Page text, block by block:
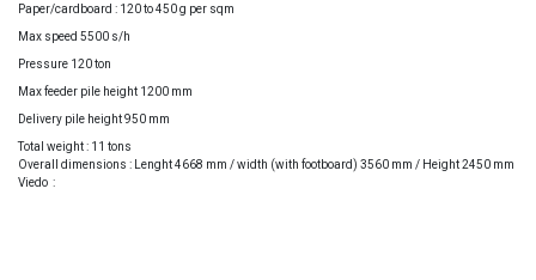
Paper/cardboard : 120 to 450 g per sqm
Max speed 5500 s/h
Pressure 120 ton
Max feeder pile height 1200 mm
Delivery pile height 950 mm
Total weight : 11 tons
Overall dimensions : Lenght 4668 mm / width (with footboard) 3560 mm / Height 2450 mm
Viedo :